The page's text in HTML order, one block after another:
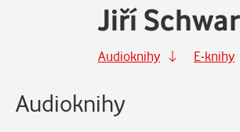
Jiří
Audioknihy E-knihy
Audioknihy